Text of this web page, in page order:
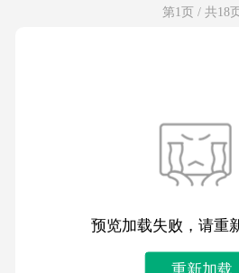
第1页 / 共18
预览加载失败，请重
重新加载